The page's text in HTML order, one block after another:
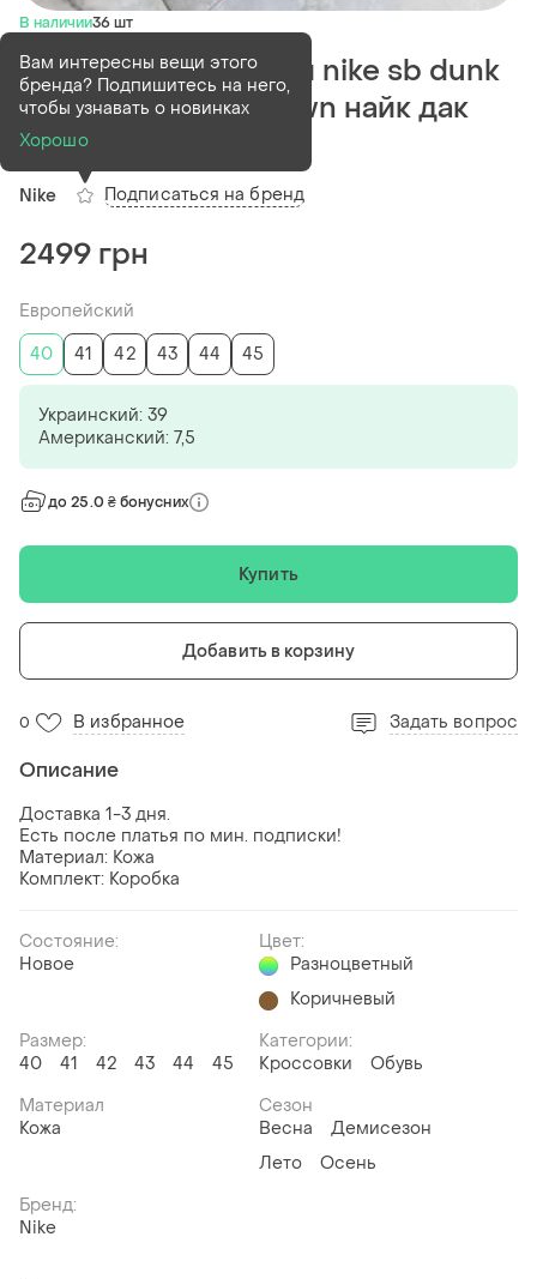
В наличии36 шт
Мужские кроссовки nike sb dunk
low cacao wow brown найк дак
коричневого цвета
Nike
Вам интересны вещи этого
бренда? Подпишитесь на него,
чтобы узнавать о новинках
Хорошо
Подписаться на бренд
2499 грн
Европейский
40
41 42 43 44 45
Украинский: 39
Американский: 7,5
до 25.0 ₴ бонусних
Купить
Добавить в корзину
0 В избранное Задать вопрос
Описание
Доставка 1-3 дня.
Есть после платья по мин. подписки!
Материал: Кожа
Комплект: Коробка
Состояние:
Новое
Цвет:
Разноцветный
Коричневый
Размер:
40
41 42 43 44 45
Категории:
Кроссовки
Обувь
Материал
Кожа
Сезон
Весна
Демисезон
Лето
Осень
Бренд:
Nike